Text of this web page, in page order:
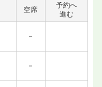
空席
予約へ
進む
－
－